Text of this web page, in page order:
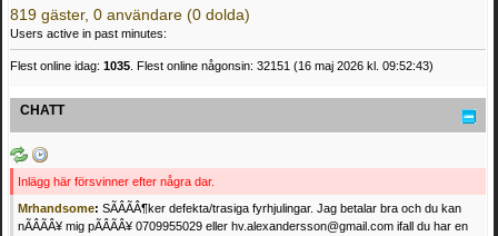
819 gäster, 0 användare (0 dolda)
Users active in past minutes:
Flest online idag: 1035 . Flest online någonsin: 32151 (16 maj 2026 kl. 09:52:43)
CHATT
Inlägg här försvinner efter några dar.
Mrhandsome: SÃÂÃÂ¶ker defekta/trasiga fyrhjulingar. Jag betalar bra och du kan
nÃÂÃÂ¥ mig pÃÂÃÂ¥ 0709955029 eller hv.alexandersson@gmail.com ifall du har en